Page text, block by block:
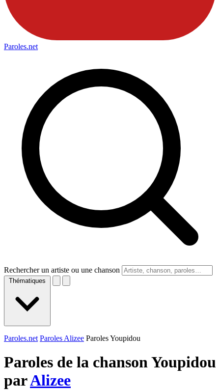
Paroles.net
Rechercher un artiste ou une chanson
Thématiques
Paroles.net Paroles Alizee Paroles Youpidou
Paroles de la chanson Youpidou
parAlizee